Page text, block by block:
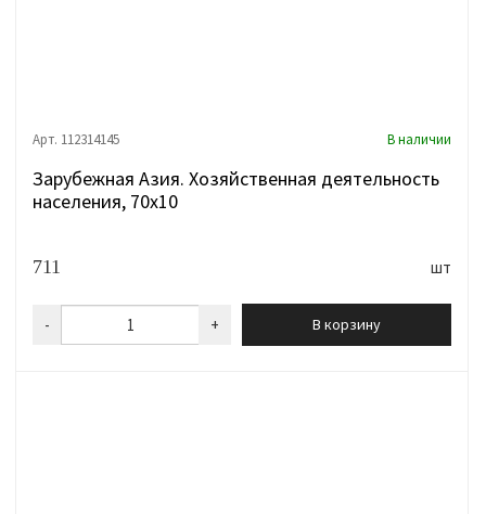
Арт. 112314145 В наличии
Зарубежная Азия. Хозяйственная деятельность
населения, 70х10
711 шт
- + В корзину